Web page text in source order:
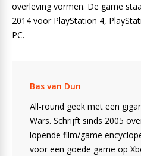
overleving vormen. De game
2014 voor PlayStation 4,
PC.
Bas van Dun
All-round geek met een
Wars. Schrijft sinds 2005
lopende film/game
voor een goede game op